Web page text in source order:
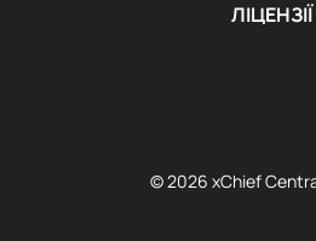
ЛІЦЕНЗІЇ
© 2026 xChief